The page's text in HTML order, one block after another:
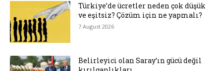
Türkiye’de ücretler neden çok düşük
ve eşitsiz? Çözüm için ne yapmalı?
7 August 2026
Belirleyici olan Saray’ın gücü değil